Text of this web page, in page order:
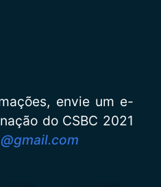
envie um e-
do CSBC 2021